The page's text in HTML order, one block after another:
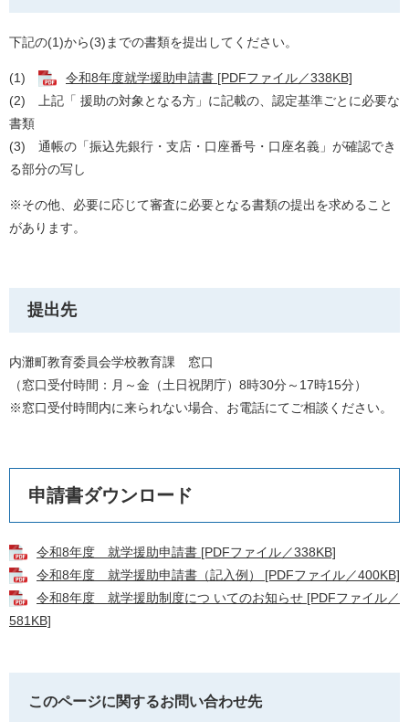
下記の(1)から(3)までの書類を提出してください。
(1)
令和8年度就学援助申請書 [PDFファイル／338KB]
(2) 上記「 援助の対象となる方」に記載の、認定基準ごとに必要な
書類
(3) 通帳の「振込先銀行・支店・口座番号・口座名義」が確認でき
る部分の写し
※その他、必要に応じて審査に必要となる書類の提出を求めること
があります。
提出先
内灘町教育委員会学校教育課 窓口
（窓口受付時間：月～金（土日祝閉庁）8時30分～17時15分）
※窓口受付時間内に来られない場合、お電話にてご相談ください。
申請書ダウンロード
令和8年度 就学援助申請書 [PDFファイル／338KB]
令和8年度 就学援助申請書（記入例） [PDFファイル／400KB]
令和8年度 就学援助制度につ いてのお知らせ [PDFファイル／
581KB]
このページに関するお問い合わせ先